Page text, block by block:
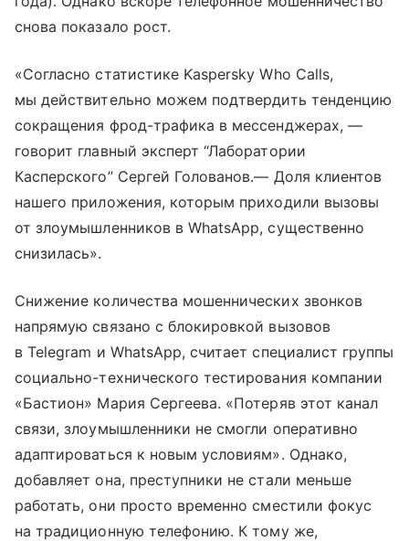
снова показало рост.
«Согласно статистике Kaspersky Who Calls,
мы действительно можем подтвердить тенденцию
сокращения фрод-трафика в мессенджерах, —
говорит главный эксперт “Лаборатории
Касперского” Сергей Голованов.— Доля клиентов
нашего приложения, которым приходили вызовы
от злоумышленников в WhatsApp, существенно
снизилась».
Снижение количества мошеннических звонков
напрямую связано с блокировкой вызовов
в Telegram и WhatsApp, считает специалист группы
социально-технического тестирования компании
«Бастион» Мария Сергеева. «Потеряв этот канал
связи, злоумышленники не смогли оперативно
адаптироваться к новым условиям». Однако,
добавляет она, преступники не стали меньше
работать, они просто временно сместили фокус
на традиционную телефонию. К тому же,